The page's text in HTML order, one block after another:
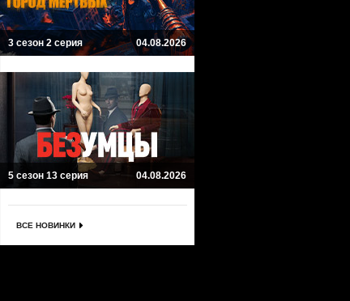
3 сезон 2 серия 04.08.2026
5 сезон 13 серия 04.08.2026
ВСЕ НОВИНКИ